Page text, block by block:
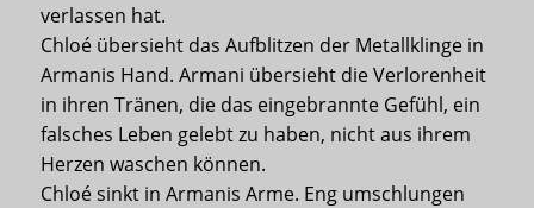
verlassen hat.
Chloé übersieht das Aufblitzen der Metallklinge in
Armanis Hand. Armani übersieht die Verlorenheit
in ihren Tränen, die das eingebrannte Gefühl, ein
falsches Leben gelebt zu haben, nicht aus ihrem
Herzen waschen können.
Chloé sinkt in Armanis Arme. Eng umschlungen